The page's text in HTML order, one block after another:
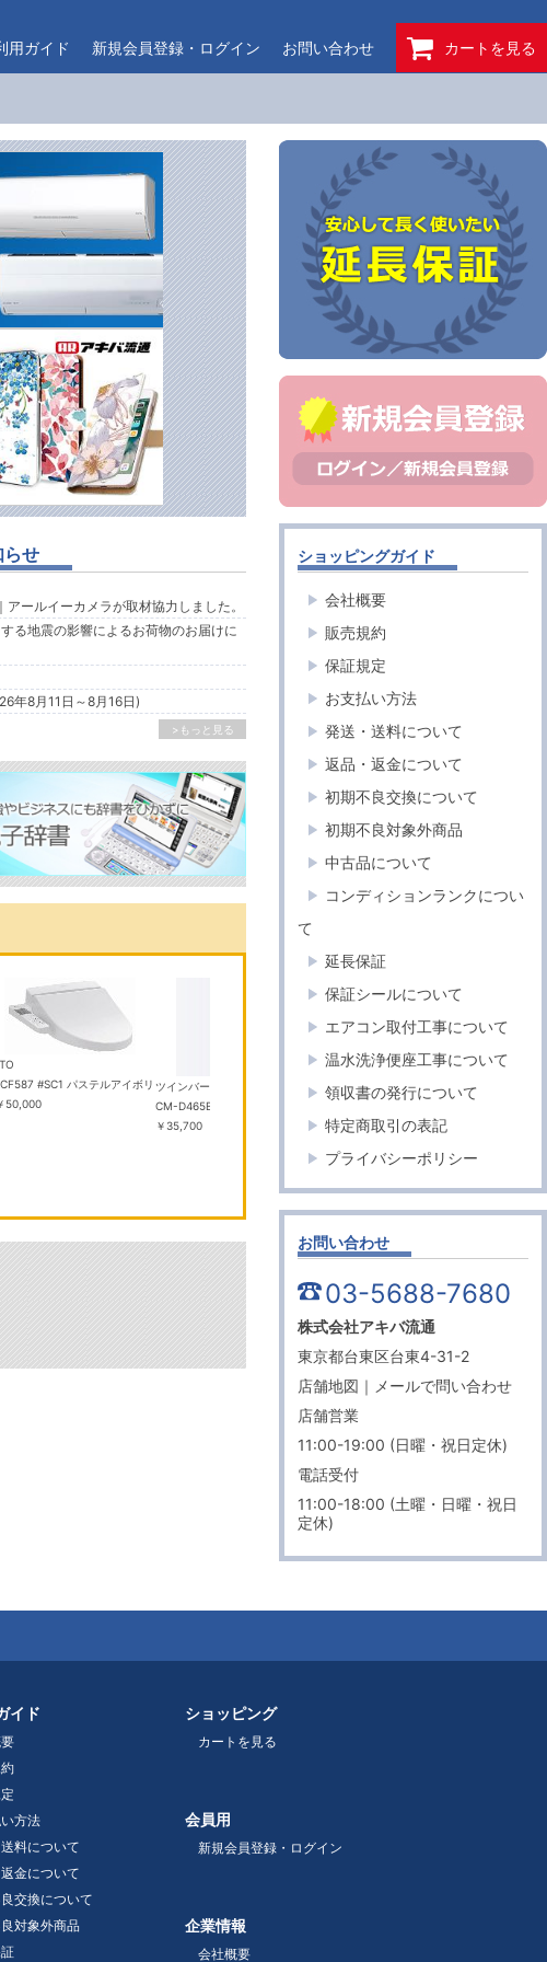
用ガイド 新規会員登録・ログイン お問い合わせ カートを見る
らせ
ールイーカメラが取材協力しました。
る地震の影響によるお荷物のお届けに
年8月11日～8月16日)
>もっと見る
#SC1 パステルアイボリ
50,000
ツインバード
CM-D465B コーヒーメーカー
￥35,700
日立
V100GM(W) フロストホワイ
ショッピングガイド
会社概要
販売規約
保証規定
お支払い方法
発送・送料について
返品・返金について
初期不良交換について
初期不良対象外商品
中古品について
コンディションランクについ
て
延長保証
保証シールについて
エアコン取付工事について
温水洗浄便座工事について
領収書の発行について
特定商取引の表記
プライバシーポリシー
お問い合わせ
03-5688-7680
株式会社アキバ流通
東京都台東区台東4-31-2
店舗地図 ｜ メールで問い合わせ
店舗営業
11:00-19:00 (日曜・祝日定休)
電話受付
11:00-18:00 (土曜・日曜・祝日
定休)
イド
方法
料について
金について
交換について
対象外商品
ショッピング
カートを見る
会員用
新規会員登録・ログイン
企業情報
会社概要